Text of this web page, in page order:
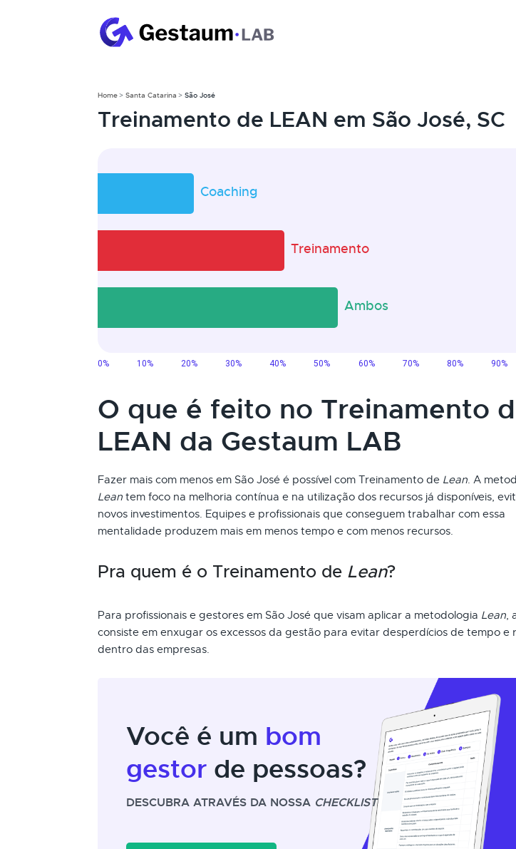
Home Santa Catarina São José
Treinamento de LEAN em São José, SC
O que é feito no Treinamento
LEAN da Gestaum LAB
Fazer mais com menos em São José é possível com Treinamento de Lean. A
Lean tem foco na melhoria contínua e na utilização dos recursos já disponíveis,
novos investimentos. Equipes e profissionais que conseguem trabalhar com essa
mentalidade produzem mais em menos tempo e com menos recursos.
Pra quem é o Treinamento de Lean?
Para profissionais e gestores em São José que visam aplicar a metodologia Lean,
consiste em enxugar os excessos da gestão para evitar desperdícios de tempo e
dentro das empresas.
Você é um bom
gestor de pessoas?
DESCUBRA ATRAVÉS DA NOSSA CHECKLIST